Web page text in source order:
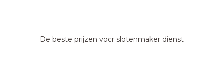
De beste prijzen voor slotenmaker dienst